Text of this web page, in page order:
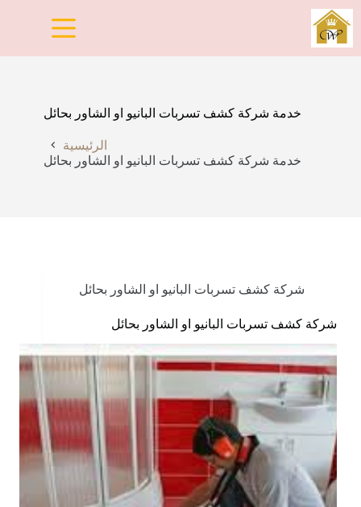
التجاوز
إلى
المحتوى
خدمة شركة كشف تسربات البانيو او الشاور بحائل
الرئيسية
خدمة شركة كشف تسربات البانيو او الشاور بحائل
شركة كشف تسربات البانيو او الشاور بحائل
شركة كشف تسربات البانيو او الشاور بحائل